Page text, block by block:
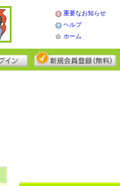
重要なお知らせ
ヘルプ
ホーム